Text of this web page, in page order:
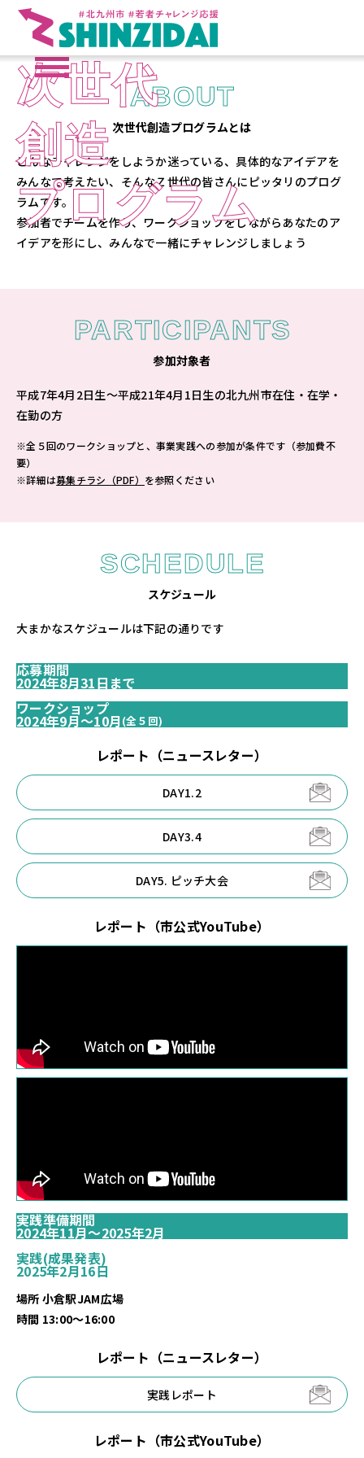
次世代
創造
プログラム
ABOUT
次世代創造プログラムとは
どんなチャレンジをしようか迷っている、具体的なアイデアを
みんなで考えたい、そんなＺ世代の皆さんにピッタリのプログ
ラムです。
参加者でチームを作り、ワークショップをしながらあなたのア
イデアを形にし、みんなで一緒にチャレンジしましょう
PARTICIPANTS
参加対象者
平成7年4月2日生～平成21年4月1日生の北九州市在住・在学・
在勤の方
※全５回のワークショップと、事業実践への参加が条件です（参加費不
要）
※詳細は募集チラシ（PDF） を参照ください
SCHEDULE
スケジュール
大まかなスケジュールは下記の通りです
応募期間
2024年8月31日まで
ワークショップ
2024年9月〜10月(全５回)
レポート（ニュースレター）
DAY1.2
DAY3.4
DAY5. ピッチ大会
レポート（市公式YouTube）
実践準備期間
2024年11月～2025年2月
実践(成果発表)
2025年2月16日
場所 小倉駅JAM広場
時間 13:00～16:00
レポート（ニュースレター）
実践レポート
レポート（市公式YouTube）